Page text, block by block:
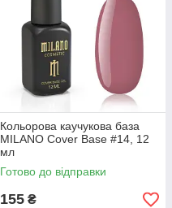
Кольорова каучукова база
MILANO Cover Base #14, 12
мл
Готово до відправки
155 ₴